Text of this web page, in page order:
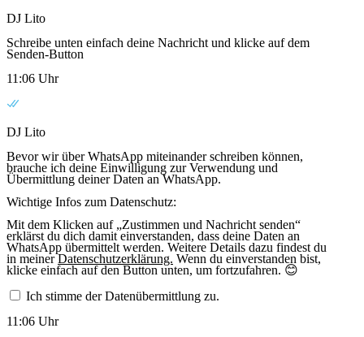
DJ Lito
Schreibe unten einfach deine Nachricht und klicke auf dem
Senden-Button
11:06 Uhr
DJ Lito
Bevor wir über WhatsApp miteinander schreiben können,
brauche ich deine Einwilligung zur Verwendung und
Übermittlung deiner Daten an WhatsApp.
Wichtige Infos zum Datenschutz:
Mit dem Klicken auf „Zustimmen und Nachricht senden“
erklärst du dich damit einverstanden, dass deine Daten an
WhatsApp übermittelt werden. Weitere Details dazu findest du
in meinerDatenschutzerklärung. Wenn du einverstanden bist,
klicke einfach auf den Button unten, um fortzufahren. 😊
Ich stimme der Datenübermittlung zu.
11:06 Uhr